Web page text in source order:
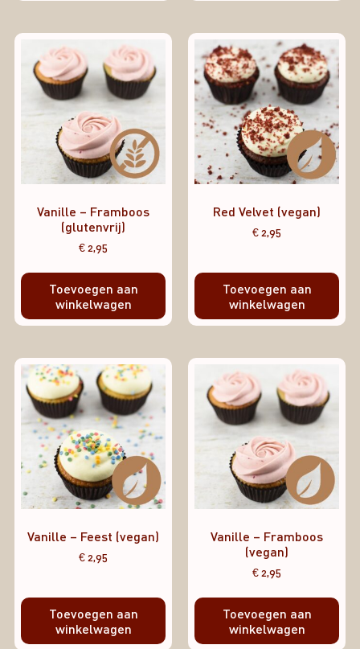
Vanille – Framboos
(glutenvrij)
€2,95
Toevoegen aan
winkelwagen
Red Velvet (vegan)
€2,95
Toevoegen aan
winkelwagen
Vanille – Feest (vegan)
€2,95
Toevoegen aan
winkelwagen
Vanille – Framboos
(vegan)
€2,95
Toevoegen aan
winkelwagen